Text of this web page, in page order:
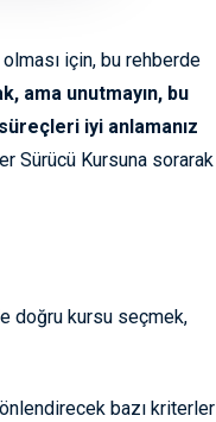
için, bu rehberde
ama unutmayın, bu
iyi anlamanız
Sürücü Kursuna sorarak
doğru kursu seçmek,
bazı kriterler